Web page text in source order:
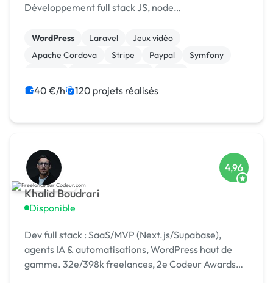
Développement full stack JS, node
chat temp réel : [URL MASQUÉE], webrtc
WordPress Laravel
Jeux vidéo
Apache Cordova
Stripe Paypal
Symfony
40 €/h 120 projets réalisés
Khalid Boudrari
Disponible
4,96
Dev full stack : SaaS/MVP (Next.js/Supabase),
agents IA & automatisations, WordPress haut de
gamme. 32e/398k freelances, 2e Codeur Awards